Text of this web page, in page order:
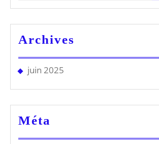
Archives
juin 2025
Méta